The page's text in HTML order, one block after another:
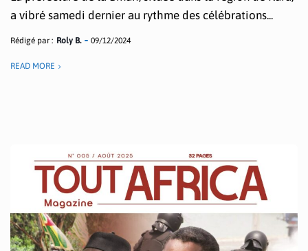
a vibré samedi dernier au rythme des célébrations...
Rédigé par : Roly B. 09/12/2024
READ MORE